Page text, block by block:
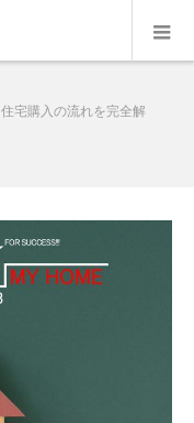
住宅購入の流れを完全解